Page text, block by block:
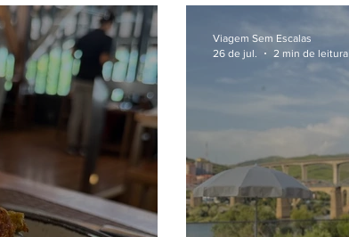
Douro
Viagem Sem Escalas
26 de jul.
2 min de leitura